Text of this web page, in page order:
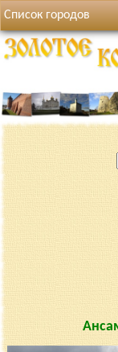
Список городов